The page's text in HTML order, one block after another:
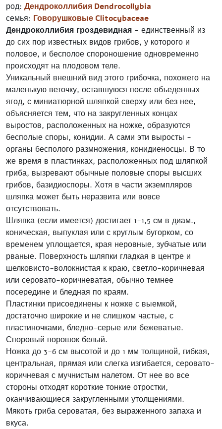
род: Дендроколлибия Dendrocollybia
семья: Говорушковые Clitocybaceae
Дендроколлибия гроздевидная - единственный из
до сих пор известных видов грибов, у которого и
половое, и бесполое спороношение одновременно
происходят на плодовом теле.
Уникальный внешний вид этого грибочка, похожего на
маленькую веточку, оставшуюся после объеденных
ягод, с миниатюрной шляпкой сверху или без нее,
объясняется тем, что на закругленных концах
выростов, расположенных на ножке, образуются
бесполые споры, конидии. А сами эти выросты -
органы бесполого размножения, конидиеносцы. В то
же время в пластинках, расположенных под шляпкой
гриба, вызревают обычные половые споры высших
грибов, базидиоспоры. Хотя в части экземпляров
шляпка может быть неразвита или вовсе
отсутствовать.
Шляпка (если имеется) достигает 1-1,5 см в диам.,
коническая, выпуклая или с круглым бугорком, со
временем уплощается, края неровные, зубчатые или
рваные. Поверхность шляпки гладкая в центре и
шелковисто-волокнистая к краю, светло-коричневая
или серовато-коричневатая, обычно темнее
посередине и бледная по краям.
Пластинки присоединены к ножке с выемкой,
достаточно широкие и не слишком частые, с
пластиночками, бледно-серые или бежеватые.
Споровый порошок белый.
Ножка до 3-6 см высотой и до 1 мм толщиной, гибкая,
центральная, прямая или слегка изгибается, серовато-
коричневая с мучнистым налетом. От нее во все
стороны отходят короткие тонкие отростки,
оканчивающиеся закругленными утолщениями.
Мякоть гриба сероватая, без выраженного запаха и
вкуса.